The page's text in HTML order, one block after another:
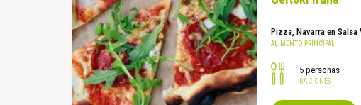
Pizza Navarra en Salsa
5 personas